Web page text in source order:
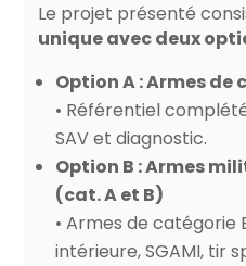
Le projet présenté
unique avec deux
Option A : Armes de
• Référentiel
SAV et diagnostic.
Option B : Armes
(cat. A et B)
• Armes de catégorie
intérieure, SGAMI, tir